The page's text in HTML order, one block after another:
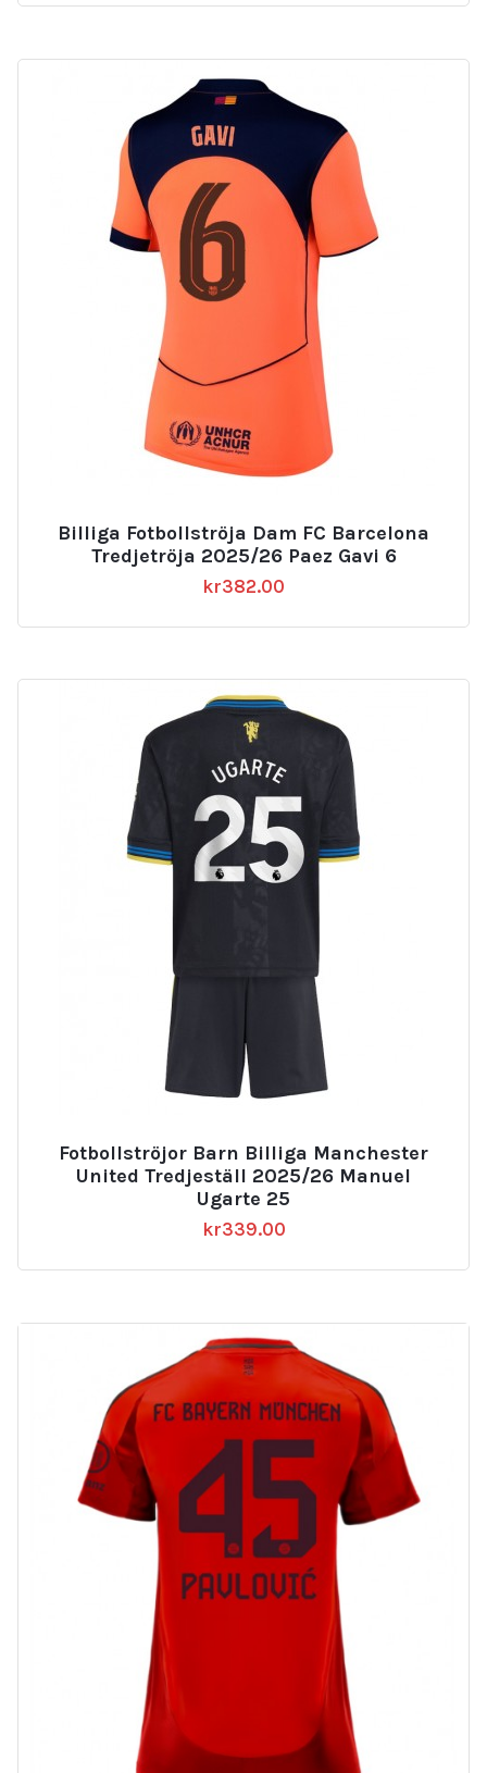
Billiga Fotbollströja Dam FC Barcelona
Tredjetröja 2025/26 Paez Gavi 6
kr382.00
Fotbollströjor Barn Billiga Manchester
United Tredjeställ 2025/26 Manuel
Ugarte 25
kr339.00